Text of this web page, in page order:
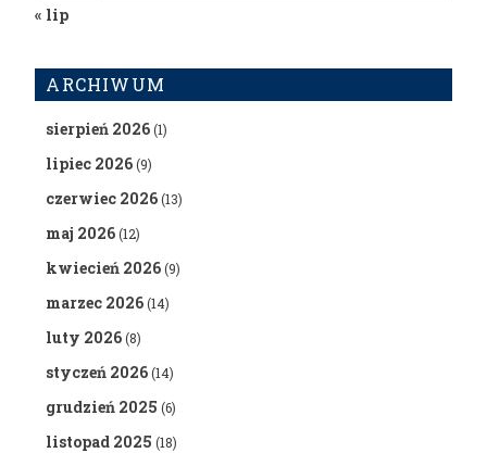
« lip
ARCHIWUM
sierpień 2026(1)
lipiec 2026(9)
czerwiec 2026(13)
maj 2026(12)
kwiecień 2026(9)
marzec 2026(14)
luty 2026(8)
styczeń 2026(14)
grudzień 2025 (6)
listopad 2025 (18)